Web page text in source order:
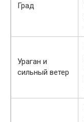
Град
Ураган и
сильный ветер